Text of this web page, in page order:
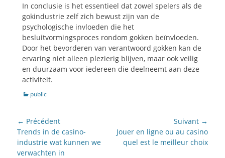
In conclusie is het essentieel dat zowel spelers als de
gokindustrie zelf zich bewust zijn van de
psychologische invloeden die het
besluitvormingsproces rondom gokken beïnvloeden.
Door het bevorderen van verantwoord gokken kan de
ervaring niet alleen plezierig blijven, maar ook veilig
en duurzaam voor iedereen die deelneemt aan deze
activiteit.
Catégories
public
NAVIGATION
DE
L’ARTICLE
← Précédent
Article
précédent :
Trends in de casino-
industrie wat kunnen we
verwachten in
Suivant →
Article
suivant :
Jouer en ligne ou au casino
quel est le meilleur choix